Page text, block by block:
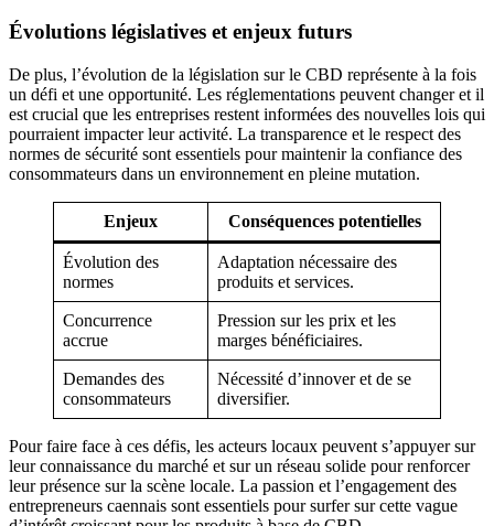
Évolutions législatives et enjeux futurs
De plus, l’évolution de la législation sur le CBD représente à la fois
un défi et une opportunité. Les réglementations peuvent changer et il
est crucial que les entreprises restent informées des nouvelles lois qui
pourraient impacter leur activité. La transparence et le respect des
normes de sécurité sont essentiels pour maintenir la confiance des
consommateurs dans un environnement en pleine mutation.
Enjeux Conséquences potentielles
Évolution des
normes
Adaptation nécessaire des
produits et services.
Concurrence
accrue
Pression sur les prix et les
marges bénéficiaires.
Demandes des
consommateurs
Nécessité d’innover et de se
diversifier.
Pour faire face à ces défis, les acteurs locaux peuvent s’appuyer sur
leur connaissance du marché et sur un réseau solide pour renforcer
leur présence sur la scène locale. La passion et l’engagement des
entrepreneurs caennais sont essentiels pour surfer sur cette vague